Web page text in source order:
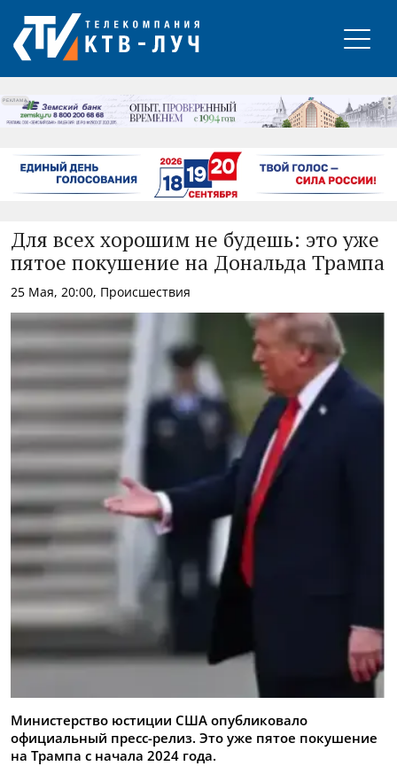
РЕКЛАМА
Для всех хорошим не будешь: это уже
пятое покушение на Дональда Трампа
25 Мая, 20:00, Происшествия
Министерство юстиции США опубликовало
официальный пресс-релиз. Это уже пятое покушение
на Трампа с начала 2024 года.